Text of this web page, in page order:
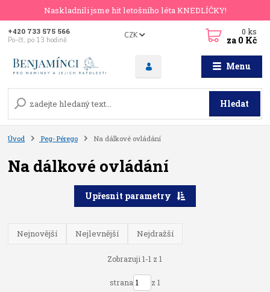
Naskladnili jsme hit letošního léta KNEDLÍČKY!
Menu
CZK
Hledat
+420 733 575 566
Po-čt, po 13 hodině
0ks
za 0 Kč
Úvod Peg- Pérego Na dálkové ovládání
Na dálkové ovládání
Upřesnit parametry
Nejnovější Nejlevnější Nejdražší
Zobrazuji 1-1 z 1
strana z 1